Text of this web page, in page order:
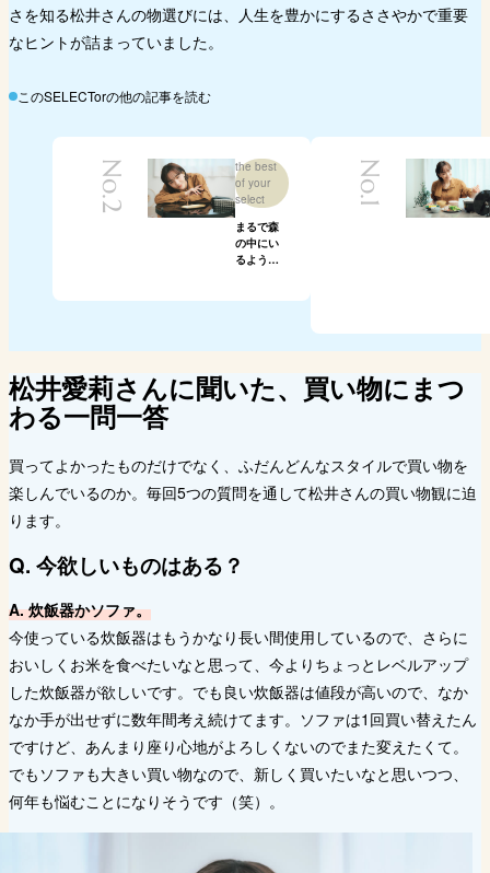
さを知る松井さんの物選びには、人生を豊かにするささやかで重要
なヒントが詰まっていました。
このSELECTorの他の記事を読む
No.2
the best
of your
select
まるで森
の中にい
るような
ィック」
No.1
松井愛莉さんに聞いた、買い物にまつ
わる一問一答
買ってよかったものだけでなく、ふだんどんなスタイルで買い物を
楽しんでいるのか。毎回5つの質問を通して松井さんの買い物観に迫
ります。
Q. 今欲しいものはある？
A. 炊飯器かソファ。
今使っている炊飯器はもうかなり長い間使用しているので、さらに
おいしくお米を食べたいなと思って、今よりちょっとレベルアップ
した炊飯器が欲しいです。でも良い炊飯器は値段が高いので、なか
なか手が出せずに数年間考え続けてます。ソファは1回買い替えたん
ですけど、あんまり座り心地がよろしくないのでまた変えたくて。
でもソファも大きい買い物なので、新しく買いたいなと思いつつ、
何年も悩むことになりそうです（笑）。